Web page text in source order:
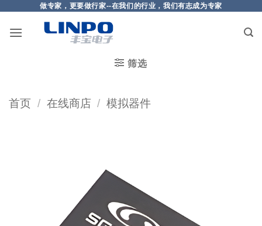
做专家，更要做行家--在我们的行业，我们有志成为专家
筛选
首页 / 在线商店 / 模拟器件